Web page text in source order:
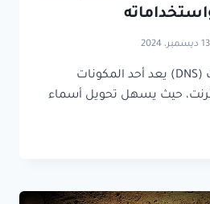
13 ديسمبر، 2024
نظام أسماء النطاقات (DNS) يعد أحد المكونات
حيث يسهل تحويل أسماء